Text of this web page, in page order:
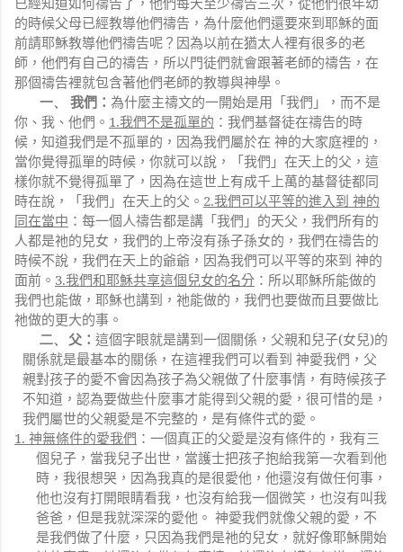
的時候父母已經教導他們禱告，為什麼他們還要來到耶穌的面
前請耶穌教導他們禱告呢？因為以前在猶太人裡有很多的老
師，他們有自己的禱告，所以門徒們就會跟著老師的禱告，在
那個禱告裡就包含著他們老師的教導與神學。
一、
我們：為什麼主禱文的一開始是用「我們」，而不是
你、我、他們。 1.我們不是孤單的 ：我們基督徒在禱告的時
候，知道我們是不孤單的，因為我們屬於在 神的大家庭裡的，
當你覺得孤單的時候，你就可以說，「我們」在天上的父，這
樣你就不覺得孤單了，因為在這世上有成千上萬的基督徒都同
時在說，「我們」在天上的父。 2.我們可以平等的進入到 神的
同在當中 ：每一個人禱告都是講「我們」的天父，我們所有的
人都是祂的兒女，我們的上帝沒有孫子孫女的，我們在禱告的
時候不說，我們在天上的爺爺，因為我們可以平等的來到 神的
面前。 3.我們和耶穌共享這個兒女的名分 ：所以耶穌所能做的
我們也能做，耶穌也講到，祂能做的，我們也要做而且要做比
祂做的更大的事。
二、 父：這個字眼就是講到一個關係，父親和兒子(女兒)的
關係就是最基本的關係，在這裡我們可以看到 神愛我們，父
親對孩子的愛不會因為孩子為父親做了什麼事情，有時候孩子
不知道，認為要做些什麼事才能得到父親的愛，很可惜的是，
我們屬世的父親愛是不完整的，是有條件式的愛。
1. 神無條件的愛我們 ：一個真正的父愛是沒有條件的，我有三
個兒子，當我兒子出世，當護士把孩子抱給我第一次看到他
時，我很想哭，因為我真的是很愛他，他還沒有做任何事，
他也沒有打開眼睛看我，也沒有給我一個微笑，也沒有叫我
爸爸，但是我就深深的愛他。 神愛我們就像父親的愛，不
是我們做了什麼，只因為我們是祂的兒女，就好像耶穌開始